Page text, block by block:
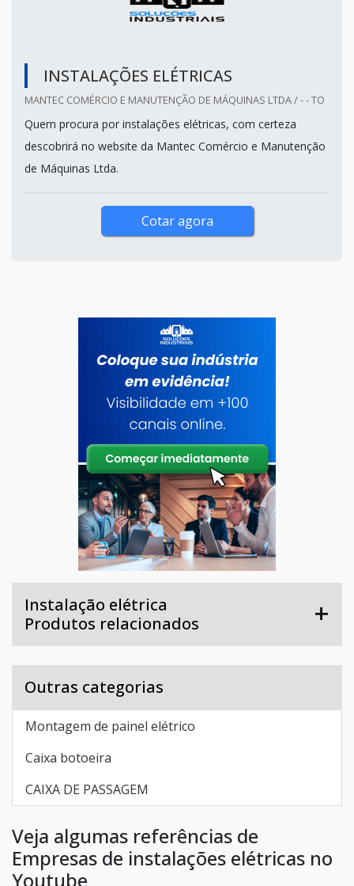
INSTALAÇÕES ELÉTRICAS
MANTEC COMÉRCIO E MANUTENÇÃO DE MÁQUINAS LTDA / - - TO
Quem procura por instalações elétricas, com certeza
descobrirá no website da Mantec Comércio e Manutenção
de Máquinas Ltda.
Cotar agora
Instalação elétrica
Produtos relacionados
Outras categorias
Montagem de painel elétrico
Caixa botoeira
CAIXA DE PASSAGEM
Veja algumas referências de
Empresas de instalações elétricas no
Youtube